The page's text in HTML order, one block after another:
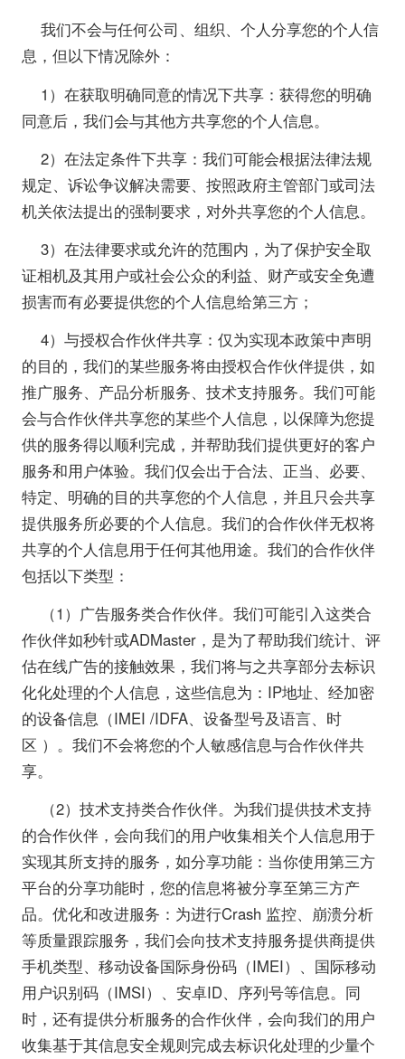
我们不会与任何公司、组织、个人分享您的个人信
息，但以下情况除外：
1）在获取明确同意的情况下共享：获得您的明确
同意后，我们会与其他方共享您的个人信息。
2）在法定条件下共享：我们可能会根据法律法规
规定、诉讼争议解决需要、按照政府主管部门或司法
机关依法提出的强制要求，对外共享您的个人信息。
3）在法律要求或允许的范围内，为了保护安全取
证相机及其用户或社会公众的利益、财产或安全免遭
损害而有必要提供您的个人信息给第三方；
4）与授权合作伙伴共享：仅为实现本政策中声明
的目的，我们的某些服务将由授权合作伙伴提供，如
推广服务、产品分析服务、技术支持服务。我们可能
会与合作伙伴共享您的某些个人信息，以保障为您提
供的服务得以顺利完成，并帮助我们提供更好的客户
服务和用户体验。我们仅会出于合法、正当、必要、
特定、明确的目的共享您的个人信息，并且只会共享
提供服务所必要的个人信息。我们的合作伙伴无权将
共享的个人信息用于任何其他用途。我们的合作伙伴
包括以下类型：
（1）广告服务类合作伙伴。我们可能引入这类合
作伙伴如秒针或ADMaster，是为了帮助我们统计、评
估在线广告的接触效果，我们将与之共享部分去标识
化化处理的个人信息，这些信息为：IP地址、经加密
的设备信息（IMEI /IDFA、设备型号及语言、时
区 ）。我们不会将您的个人敏感信息与合作伙伴共
享。
（2）技术支持类合作伙伴。为我们提供技术支持
的合作伙伴，会向我们的用户收集相关个人信息用于
实现其所支持的服务，如分享功能：当你使用第三方
平台的分享功能时，您的信息将被分享至第三方产
品。优化和改进服务：为进行Crash 监控、崩溃分析
等质量跟踪服务，我们会向技术支持服务提供商提供
手机类型、移动设备国际身份码（IMEI）、国际移动
用户识别码（IMSI）、安卓ID、序列号等信息。同
时，还有提供分析服务的合作伙伴，会向我们的用户
收集基于其信息安全规则完成去标识化处理的少量个